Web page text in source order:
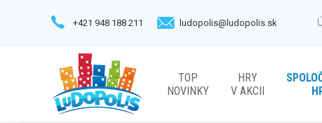
TOP
NOVINKY
HRY
V AKCII
+421 948 188 211 ludopolis@ludopolis.sk